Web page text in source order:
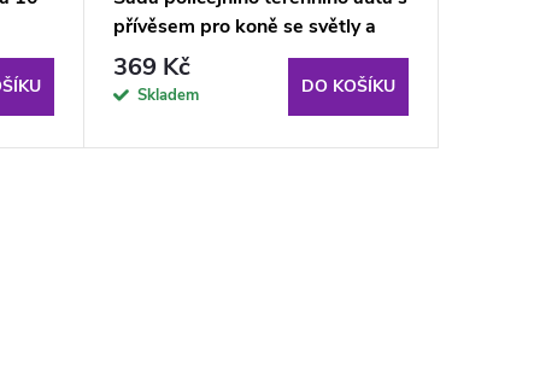
přívěsem pro koně se světly a
zvuky
369 Kč
Skladem DO KOŠÍKU